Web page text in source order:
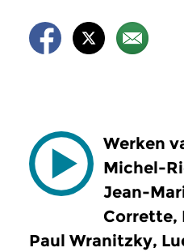
Werken
Michel-
Jean-
Corrette,
Paul Wranitzky,